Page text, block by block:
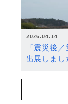
2026.04.14
「震災後
出展しまし